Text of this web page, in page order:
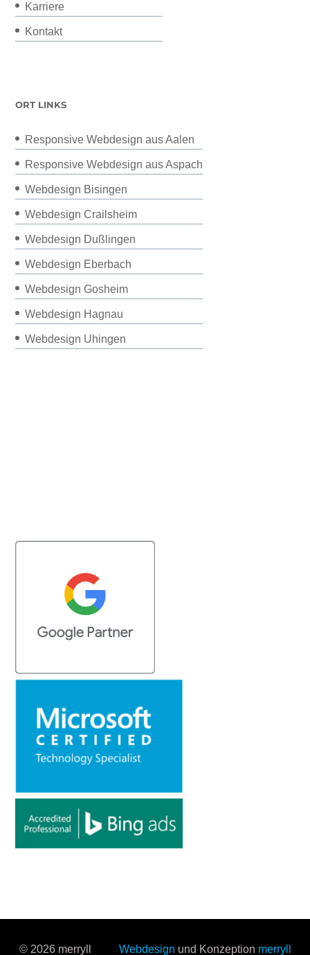
Karriere
Kontakt
ORT LINKS
Responsive Webdesign aus Aalen
Responsive Webdesign aus Aspach
Webdesign Bisingen
Webdesign Crailsheim
Webdesign Dußlingen
Webdesign Eberbach
Webdesign Gosheim
Webdesign Hagnau
Webdesign Uhingen
© 2026 merryll Webdesign und Konzeption merryll